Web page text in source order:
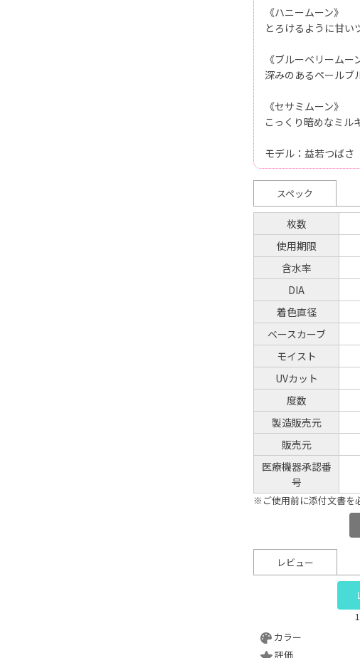
《ハニームーン》
とろけるように甘
《ブルーベリームー
深みのあるペール
《セサミムーン》
こっくり暗めなミ
モデル：益若つばさ
スペック
枚数
使用期限
含水率
DIA
着色直径
ベースカーブ
モイスト
UVカット
度数
製造販売元
販売元
医療機器承認番
号
※ご使用前に添付文書を
レビュー
カラー
評価